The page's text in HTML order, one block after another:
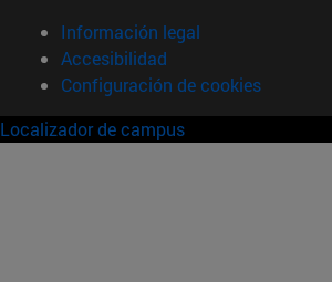
Información legal
Accesibilidad
Configuración de cookies
Localizador de campus